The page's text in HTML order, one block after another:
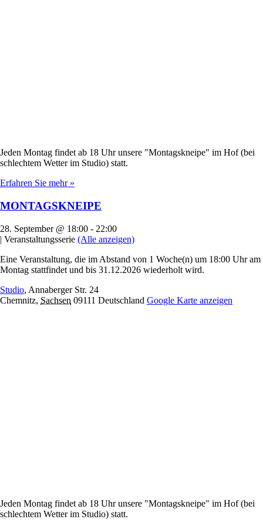
Jeden Montag findet ab 18 Uhr unsere "Montagskneipe" im Hof (bei
schlechtem Wetter im Studio) statt.
Erfahren Sie mehr »
MONTAGSKNEIPE
28. September @ 18:00 - 22:00
| Veranstaltungsserie (Alle anzeigen)
Eine Veranstaltung, die im Abstand von 1 Woche(n) um 18:00 Uhr am
Montag stattfindet und bis 31.12.2026 wiederholt wird.
Studio, Annaberger Str. 24
Chemnitz, Sachsen 09111 Deutschland Google Karte anzeigen
Jeden Montag findet ab 18 Uhr unsere "Montagskneipe" im Hof (bei
schlechtem Wetter im Studio) statt.